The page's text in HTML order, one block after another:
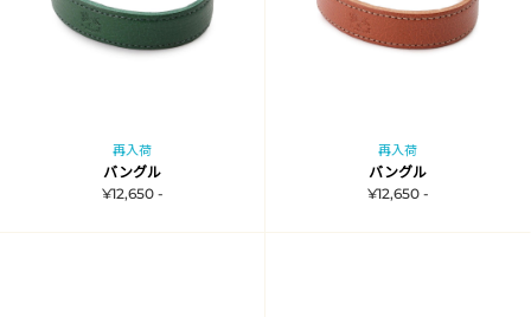
再入荷
バングル
¥12,650 -
再入荷
バングル
¥12,650 -